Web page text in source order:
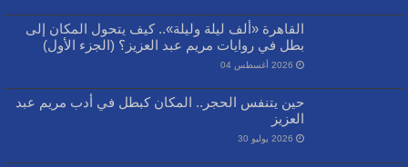
القاهرة «ألف ليلة وليلة».. كيف يتحول المكان إلى
بطل في روايات مريم عبد العزيز؟ (الجزء الأول)
2026 أغسطس 04
حين يتنفس الحجر.. المكان كبطل في أدب مريم عبد
العزيز
2026 يوليو 30